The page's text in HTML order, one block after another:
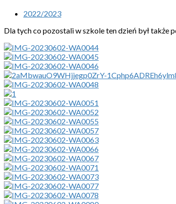
2022/2023
Dla tych co pozostali w szkole ten dzień był także